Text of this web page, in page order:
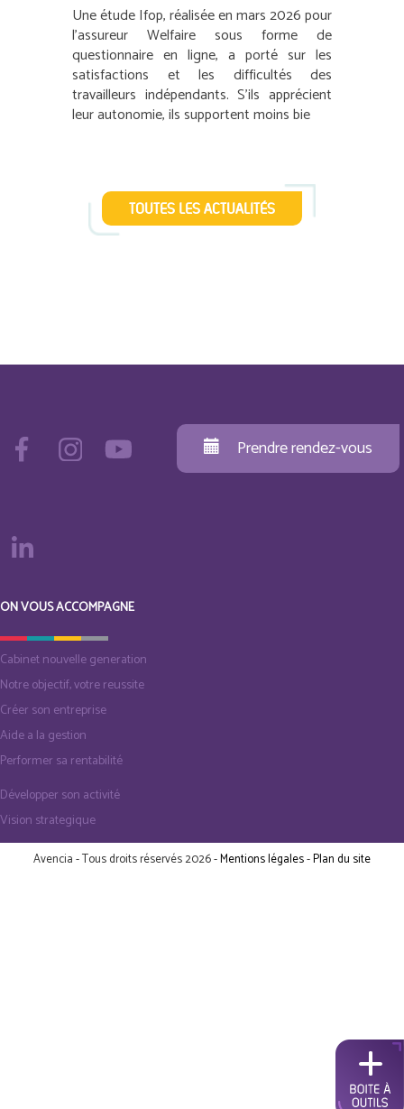
Une étude Ifop, réalisée en mars 2026 pour
l’assureur Welfaire sous forme de
questionnaire en ligne, a porté sur les
satisfactions et les difficultés des
travailleurs indépendants. S’ils apprécient
leur autonomie, ils supportent moins bie
TOUTES LES ACTUALITÉS
Prendre rendez-vous
ON VOUS ACCOMPAGNE
Cabinet nouvelle generation
Notre objectif, votre reussite
Créer son entreprise
Aide a la gestion
Performer sa rentabilité
Développer son activité
Vision strategique
Avencia - Tous droits réservés 2026 -Mentions légales-Plan du site